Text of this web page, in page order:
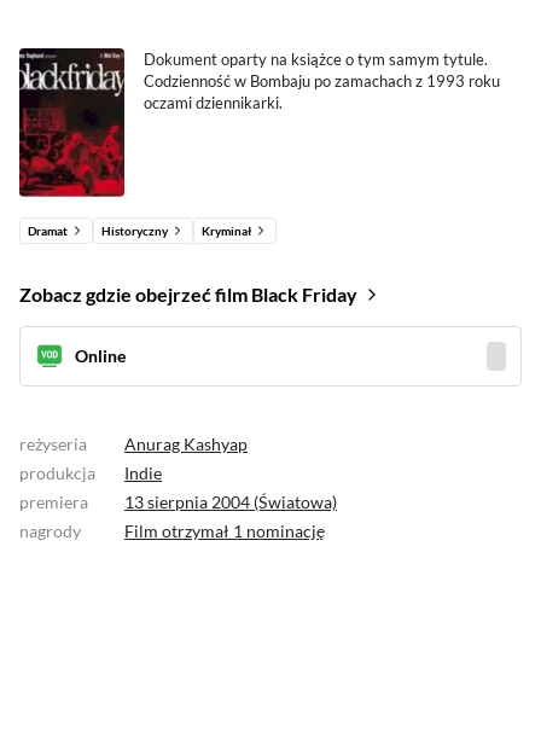
Dokument oparty na książce o tym samym tytule.
Codzienność w Bombaju po zamachach z 1993 roku
oczami dziennikarki.
Dramat Historyczny Kryminał
reżyseria
Anurag Kashyap
produkcja
Indie
premiera
13 sierpnia 2004 (Światowa)
nagrody
Film otrzymał 1 nominację
Zobacz gdzie obejrzeć film Black Friday
Online